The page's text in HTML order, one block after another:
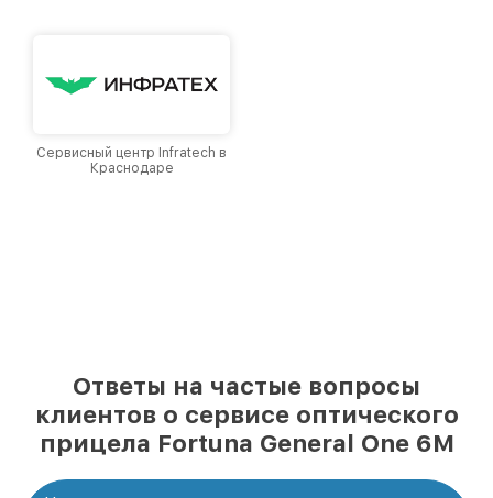
Сервисный центр Infratech в
Краснодаре
Ответы на частые вопросы
клиентов о сервисе оптического
прицела Fortuna General One 6M